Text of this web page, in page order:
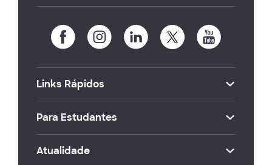
Links Rápidos
Para Estudantes
Atualidade